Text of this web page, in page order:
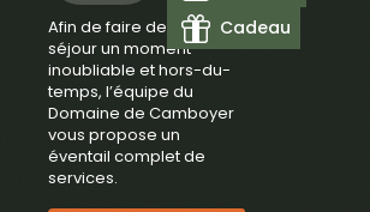
Afin de faire de votre
séjour un moment
inoubliable et hors-du-
temps, l’équipe du
Domaine de Camboyer
vous propose un
éventail complet de
services.
Cadeau